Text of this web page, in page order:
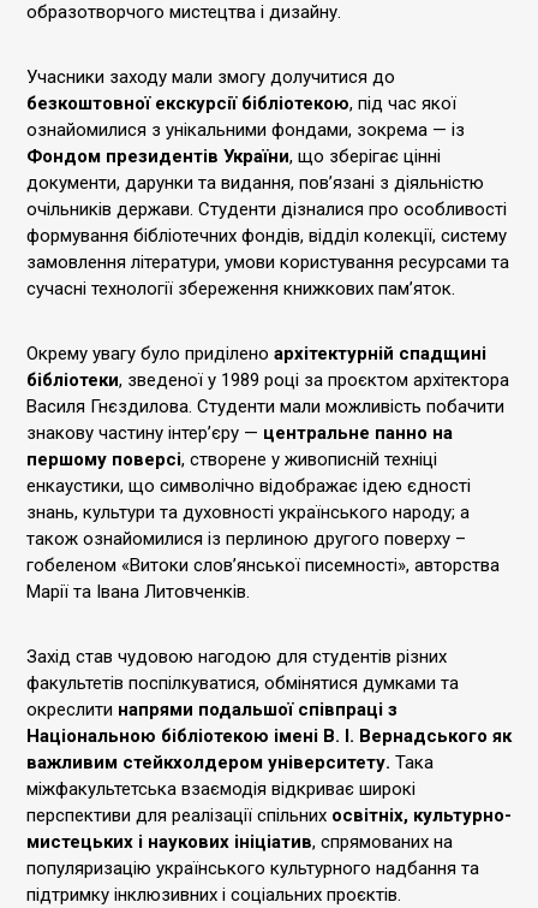
образотворчого мистецтва і дизайну.
Учасники заходу мали змогу долучитися до
безкоштовної екскурсії бібліотекою, під час якої
ознайомилися з унікальними фондами, зокрема — із
Фондом президентів України, що зберігає цінні
документи, дарунки та видання, пов’язані з діяльністю
очільників держави. Студенти дізналися про особливості
формування бібліотечних фондів, відділ колекції, систему
замовлення літератури, умови користування ресурсами та
сучасні технології збереження книжкових пам’яток.
Окрему увагу було приділено архітектурній спадщині
бібліотеки, зведеної у 1989 році за проєктом архітектора
Василя Гнєздилова. Студенти мали можливість побачити
знакову частину інтер’єру — центральне панно на
першому поверсі, створене у живописній техніці
енкаустики, що символічно відображає ідею єдності
знань, культури та духовності українського народу; а
також ознайомилися із перлиною другого поверху –
гобеленом «Витоки слов’янської писемності», авторства
Марії та Івана Литовченків.
Захід став чудовою нагодою для студентів різних
факультетів поспілкуватися, обмінятися думками та
окреслити напрями подальшої співпраці з
Національною бібліотекою імені В. І. Вернадського як
важливим стейкхолдером університету. Така
міжфакультетська взаємодія відкриває широкі
перспективи для реалізації спільних освітніх, культурно-
мистецьких і наукових ініціатив, спрямованих на
популяризацію українського культурного надбання та
підтримку інклюзивних і соціальних проєктів.